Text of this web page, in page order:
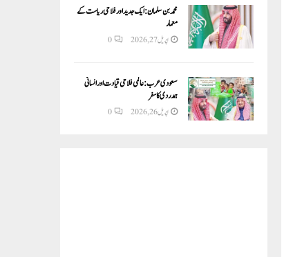
محمد بن سلمان: ایک جدید اور فلاحی ریاست کے
معمار
اپریل 27, 2026 0
سعودی عرب: عالمی فلاحی قیادت اور انسانی
ہمدردی کا سفر
اپریل 26, 2026 0